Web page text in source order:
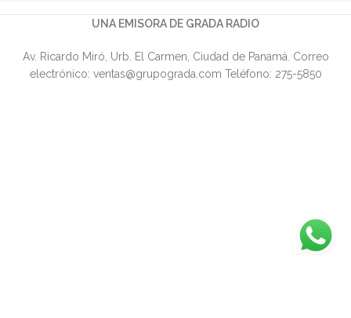
UNA EMISORA DE GRADA RADIO
Av. Ricardo Miró, Urb. El Carmen, Ciudad de Panamá. Correo
electrónico: ventas@grupograda.com Teléfono: 275-5850